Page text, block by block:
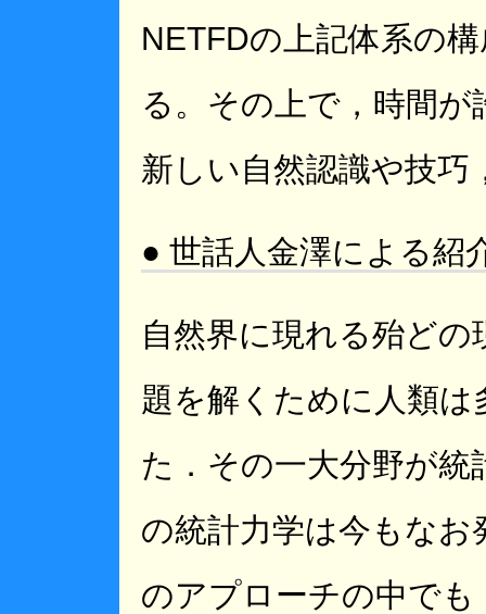
NETFDの上記体系の
る。その上で，時間
新しい自然認識や技
● 世話人金澤による紹
自然界に現れる殆ど
題を解くために人類
た．その一大分野が統
の統計力学は今もな
のアプローチの中で